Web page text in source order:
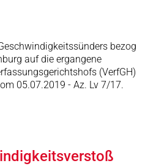
bezog
auf die ergangene
(VerfGH)
05.07.2019 - Az. Lv 7/17.